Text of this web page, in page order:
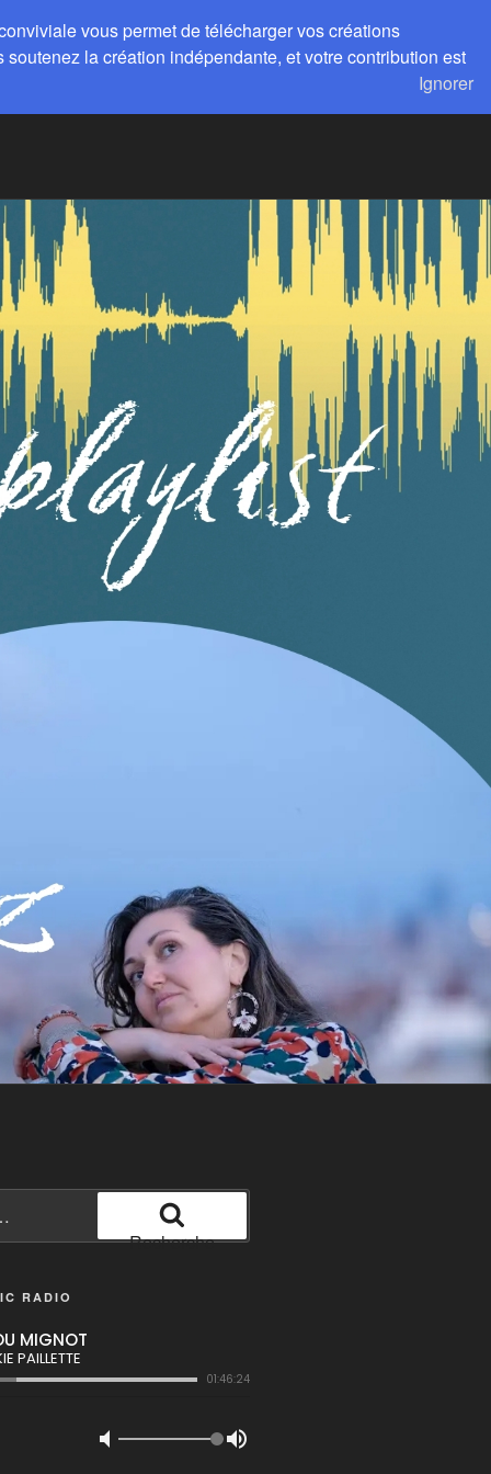
vous permet de télécharger vos créations
la création indépendante, et votre contribution est
Ignorer
Livre d’or
Recherche
RADIO